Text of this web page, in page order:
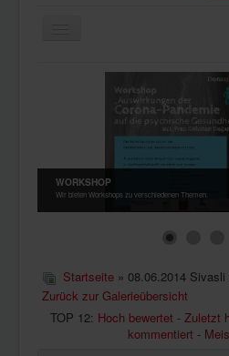
ÜBERUNS
AKTUELLES
VIDEOS
IMPRESSUM
WORKSHOP
Wir bieten Workshops zu verschiedenen Themen.
Startseite » 08.06.2014
Zurück zur Galerieübersicht
TOP 12: Hoch bewertet - Zuletzt
kommentiert -